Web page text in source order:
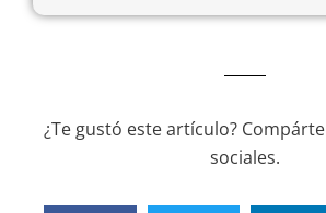
¿Te gustó este artículo?
sociales.